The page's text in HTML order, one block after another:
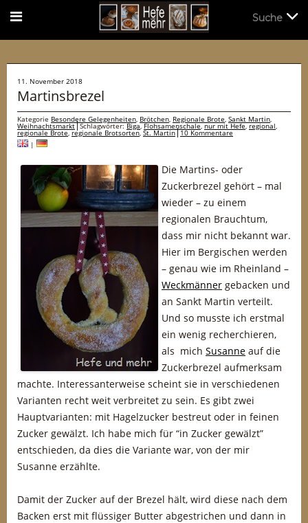
11. November 2018
Martinsbrezel
Kategorie Besondere Gelegenheiten, Brötchen, Regionale Brote, Sankt Martin,
Weihnachtsmarkt Schlagwörter:Biga,Flohsamenschale,nur mit Hefe,regional,
regionale Brote,regionale Brotsorten, St. Martin 10 Kommentare
|
Die Martins- oder
Zuckerbrezel gehört – mal
wieder – zu einem
regionalen Brauchtum,
dass mir nicht bekannt war.
Hier im Bergischen werden
– genau wie im Rheinland –
Weckmänner gebacken und
an Sankt Martin verteilt.
Und so musste ich erstmal
ein wenig recherchieren,
als mich Susanne auf die
Zuckerbrezel aufmerksam
machte. Interessanterweise scheint sie in verschiedenen
Varianten recht weit verbreitet zu sein. Es gibt zwei
Hauptvarianten: mit Hagelzucker bestreut oder in feinen
Zucker gewälzt. Ich habe mich für “in Zucker gewälzt”
entschieden, da dies die Variante war, von der mir
Susanne erzählte.
Damit der Zucker auf der Brezel hält, wird diese nach dem
Backen erst mit flüssiger Butter abgestrichen und dann in
Suche
Suche